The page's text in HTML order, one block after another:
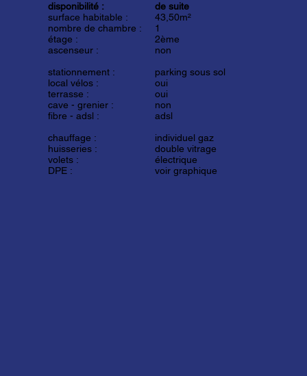
disponibilité :
surface habitable :
nombre de chambre :
étage :
ascenseur :
stationnement :
local vélos :
terrasse :
cave - grenier :
fibre - adsl :
chauffage :
huisseries :
volets :
DPE :
de suite
43,50m²
1
2ème
non
parking sous sol
oui
oui
non
adsl
individuel gaz
double vitrage
électrique
voir graphique